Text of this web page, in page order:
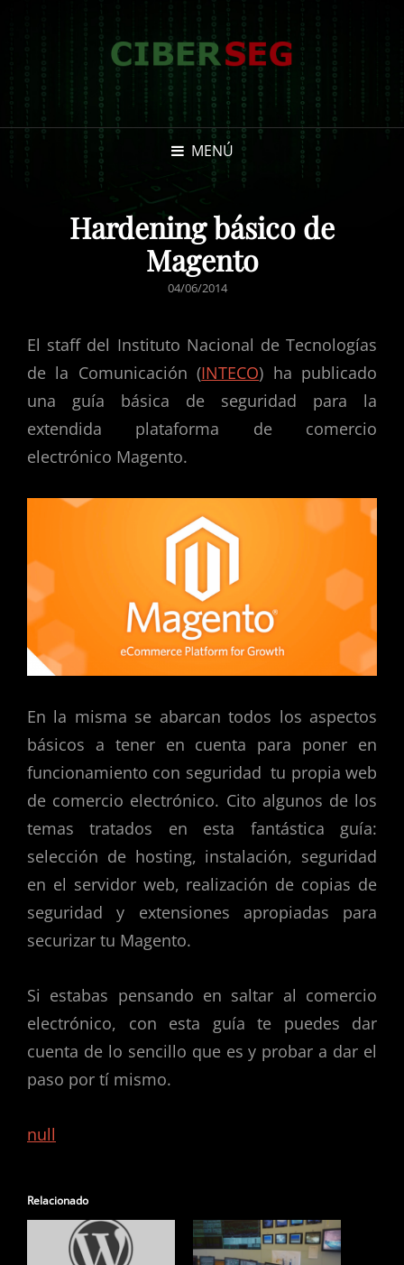
MENÚ
Hardening básico de
Magento
PUBLICADO
04/06/2014
El staff del Instituto Nacional de Tecnologías
de la Comunicación (INTECO) ha publicado
una guía básica de seguridad para la
extendida plataforma de comercio
electrónico Magento.
En la misma se abarcan todos los aspectos
básicos a tener en cuenta para poner en
funcionamiento con seguridad tu propia web
de comercio electrónico. Cito algunos de los
temas tratados en esta fantástica guía:
selección de hosting, instalación, seguridad
en el servidor web, realización de copias de
seguridad y extensiones apropiadas para
securizar tu Magento.
Si estabas pensando en saltar al comercio
electrónico, con esta guía te puedes dar
cuenta de lo sencillo que es y probar a dar el
paso por tí mismo.
null
Relacionado